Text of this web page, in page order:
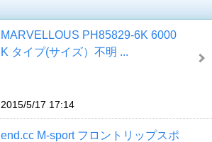
MARVELLOUS PH85829-6K 6000
K タイプ(サイズ）不明 ...
2015/5/17 17:14
end.cc M-sport フロントリップスポ